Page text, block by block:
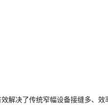
解决了传统窄幅设备接缝多、